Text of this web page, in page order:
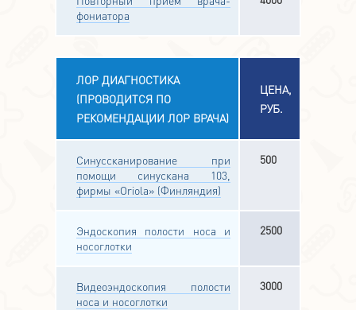
фониатора
ЛОР ДИАГНОСТИКА
(ПРОВОДИТСЯ ПО
РЕКОМЕНДАЦИИ ЛОР ВРАЧА)
ЦЕНА,
РУБ.
Синуссканирование при
помощи синускана 103,
фирмы «Oriola» (Финляндия)
500
Эндоскопия полости носа и
носоглотки
2500
Видеоэндоскопия полости
носа и носоглотки
3000